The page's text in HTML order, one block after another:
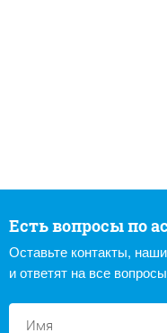
Есть вопросы по
Оставьте контакты,
и ответят на все вопросы